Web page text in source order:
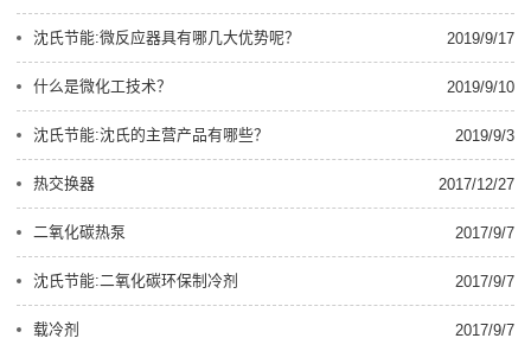
沈氏节能:微反应器具有哪几大优势呢？ 2019/9/17
什么是微化工技术？ 2019/9/10
沈氏节能:沈氏的主营产品有哪些？ 2019/9/3
热交换器 2017/12/27
二氧化碳热泵 2017/9/7
沈氏节能:二氧化碳环保制冷剂 2017/9/7
载冷剂 2017/9/7